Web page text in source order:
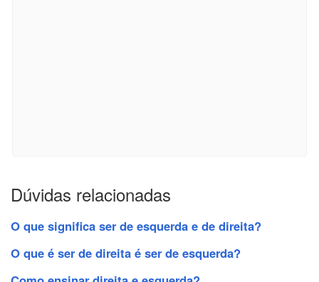
Dúvidas relacionadas
O que significa ser de esquerda e de direita?
O que é ser de direita é ser de esquerda?